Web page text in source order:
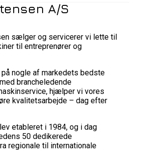
A/S
sælger og servicerer vi lette til
til entreprenører og
på nogle af markedets bedste
brancheledende
hjælper vi vores
kvalitetsarbejde – dag efter
etableret i 1984, og i dag
50 dedikerede
regionale til internationale